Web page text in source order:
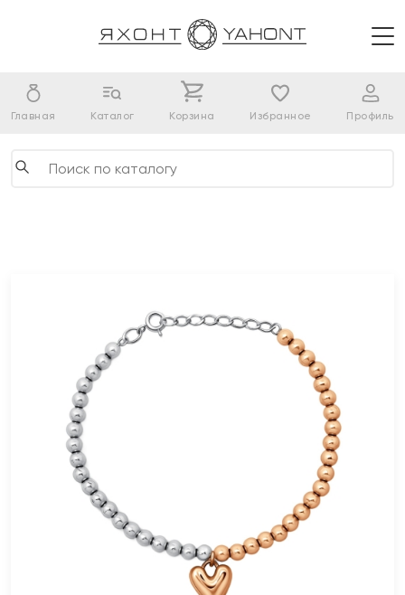
Главная Каталог Корзина Избранное Профиль